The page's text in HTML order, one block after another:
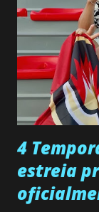
encontro deles,
Paula sobre a
Rogerio
ter sido vítima
que a clínica
...
4
estreia